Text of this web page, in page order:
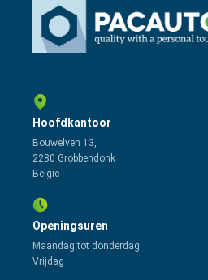
Hoofdkantoor
Bouwelven 13,
2280 Grobbendonk
België
Openingsuren
Maandag tot donderdag
Vrijdag